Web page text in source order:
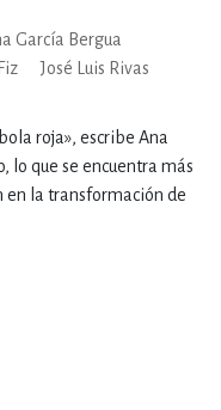
García Bergua
José Luis Rivas
roja», escribe Ana
lo que se encuentra más
en la transformación de